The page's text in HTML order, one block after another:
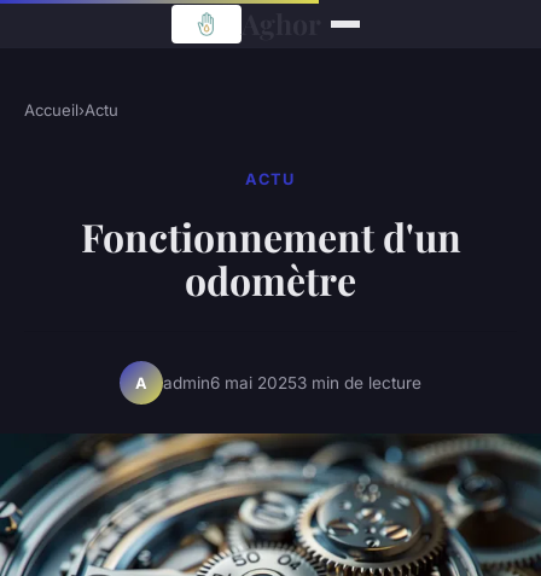
Accueil›Actu
ACTU
Fonctionnement d'un
odomètre
A admin6 mai 20253 min de lecture